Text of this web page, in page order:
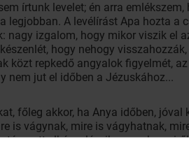
írtunk levelet; én arra emlékszem,
legjobban. A levélírást Apa hozta a
nagy izgalom, hogy mikor viszik el
hogy nehogy
közt repkedő angyalok figyelmét,
nem jut el időben a Jézuskához...
főleg akkor, ha Anya időben,
is vágynak, mire is vágyhatnak,
elképzeléseik vannak,